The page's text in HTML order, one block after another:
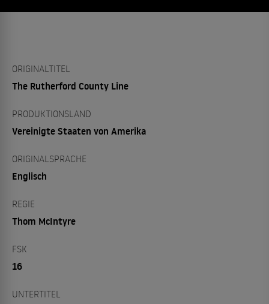
ORIGINALTITEL
The Rutherford County Line
PRODUKTIONSLAND
Vereinigte Staaten von Amerika
ORIGINALSPRACHE
Englisch
REGIE
Thom McIntyre
FSK
16
UNTERTITEL